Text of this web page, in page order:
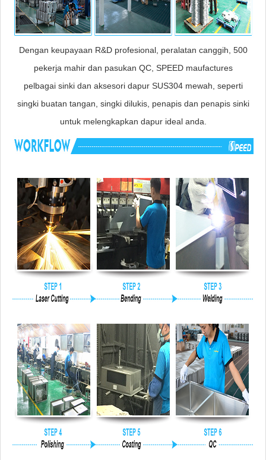
Dengan keupayaan R&D profesional, peralatan canggih, 500
pekerja mahir dan pasukan QC, SPEED maufactures
pelbagai sinki dan aksesori dapur SUS304 mewah, seperti
singki buatan tangan, singki dilukis, penapis dan penapis sinki
untuk melengkapkan dapur ideal anda.